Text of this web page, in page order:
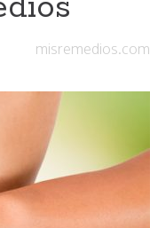
misremedios.com